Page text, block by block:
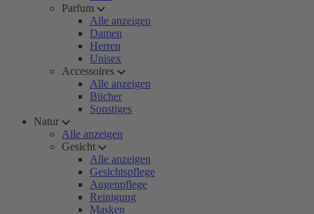
Parfum
Alle anzeigen
Damen
Herren
Unisex
Accessoires
Alle anzeigen
Bücher
Sonstiges
Natur
Alle anzeigen
Gesicht
Alle anzeigen
Gesichtspflege
Augenpflege
Reinigung
Masken